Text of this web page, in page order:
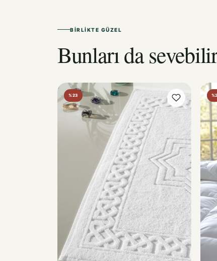
BIRLIKTE GÜZEL
Bunları da
%23